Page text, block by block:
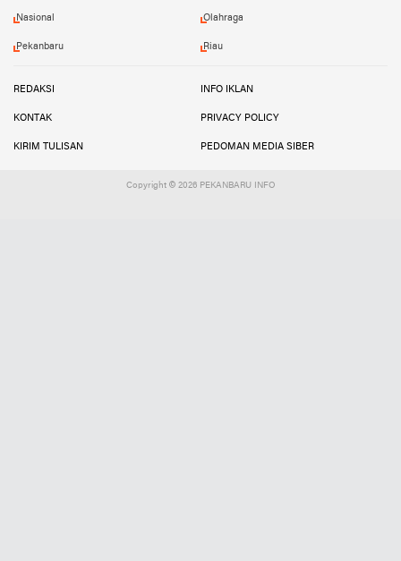
Nasional Olahraga
Pekanbaru Riau
REDAKSI INFO IKLAN
KONTAK PRIVACY POLICY
KIRIM TULISAN PEDOMAN MEDIA SIBER
Copyright © 2026 PEKANBARU INFO